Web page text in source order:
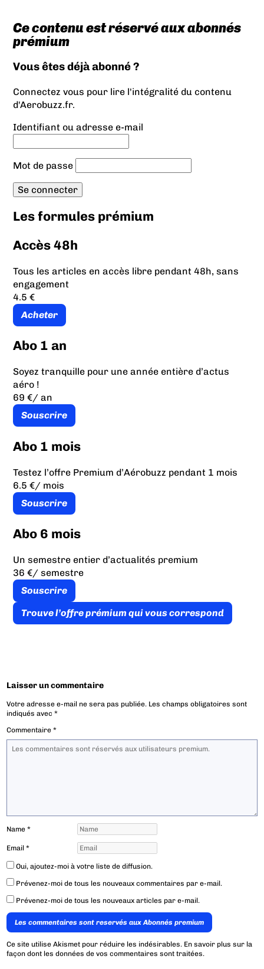
Ce contenu est réservé aux abonnés
prémium
Vous êtes déjà abonné ?
Connectez vous pour lire l'intégralité du contenu
d'Aerobuzz.fr.
Identifiant ou adresse e-mail
Mot de passe
Les formules prémium
Accès 48h
Tous les articles en accès libre pendant 48h, sans
engagement
4.5 €
Acheter
Abo 1 an
Soyez tranquille pour une année entière d’actus
aéro !
69 €/ an
Souscrire
Abo 1 mois
Testez l’offre Premium d’Aérobuzz pendant 1 mois
6.5 €/ mois
Souscrire
Abo 6 mois
Un semestre entier d’actualités premium
36 €/ semestre
Souscrire
Trouve l’offre prémium qui vous correspond
Laisser un commentaire
Votre adresse e-mail ne sera pas publiée. Les champs obligatoires sont
indiqués avec*
Commentaire*
Name*
Email*
Oui, ajoutez-moi à votre liste de diffusion.
Prévenez-moi de tous les nouveaux commentaires par e-mail.
Prévenez-moi de tous les nouveaux articles par e-mail.
Les commentaires sont reservés aux Abonnés premium
Ce site utilise Akismet pour réduire les indésirables. En savoir plus sur la
façon dont les données de vos commentaires sont traitées.